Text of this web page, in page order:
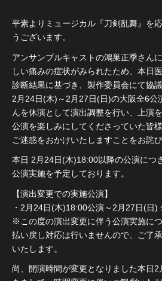
平素よりミュージカル『刀剣乱舞』を
うございます。
アンサンブルキャストの鴻巣正季さん
しい痛みの症状がみられたため、本日
診断結果に基づき、製作委員会にて協
2月24日(木)～2月27日(日)の大阪全6公
んを休演として演出調整を行い、上演
公演を楽しみにしてくださっていた皆
ご迷惑をおかけいたしますことをお詫
本日 2月24日(木)18:00以降の公演につ
公演実施を予定しております。
【演出変更での実施公演】
・2月24日(木)18:00公演～2月27日(日)
※この度の演出変更に伴う公演実施に
払い戻し対応は行いませんので、ご了
いたします。
尚、開演時間が変更となりました本日